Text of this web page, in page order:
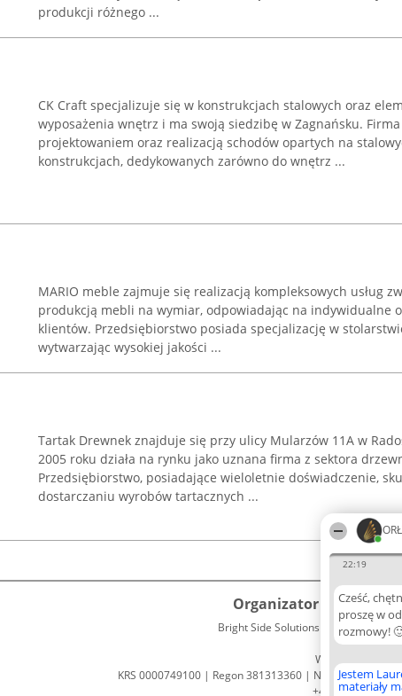
22:19
Cześć,
proszę w
rozmowy!
Jestem
materiały
produkcji różnego ...
CK Craft specjalizuje się w konstrukcjach stalowych oraz
wyposażenia wnętrz i ma swoją siedzibę w Zagnańsku.
projektowaniem oraz realizacją schodów opartych na
konstrukcjach, dedykowanych zarówno do wnętrz ...
MARIO meble zajmuje się realizacją kompleksowych usług
produkcją mebli na wymiar, odpowiadając na indywidualne
klientów. Przedsiębiorstwo posiada specjalizację w
wytwarzając wysokiej jakości ...
Tartak Drewnek znajduje się przy ulicy Mularzów 11A w
2005 roku działa na rynku jako uznana firma z sektora
Przedsiębiorstwo, posiadające wieloletnie doświadczenie,
dostarczaniu wyrobów tartacznych ...
Organizator plebiscytu
Bright Side Solutions sp. z o. o. sp. k.
ul. Ruska 22
Wrocław 50-079
KRS 0000749100 | Regon 381313360 | NIP 8943132676
+48 508 492 400